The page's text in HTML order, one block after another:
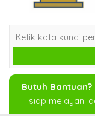
Butuh Bantuan?
siap melayani